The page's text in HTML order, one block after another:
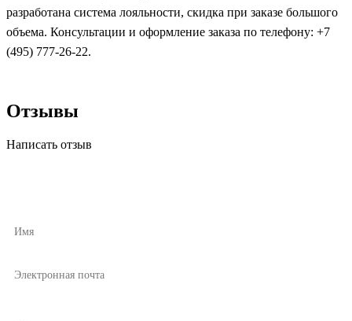
разработана система лояльности, скидка при заказе большого
объема. Консультации и оформление заказа по телефону: +7
(495) 777-26-22.
Отзывы
Написать отзыв